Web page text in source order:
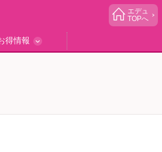
エデュ
TOPへ
得情報